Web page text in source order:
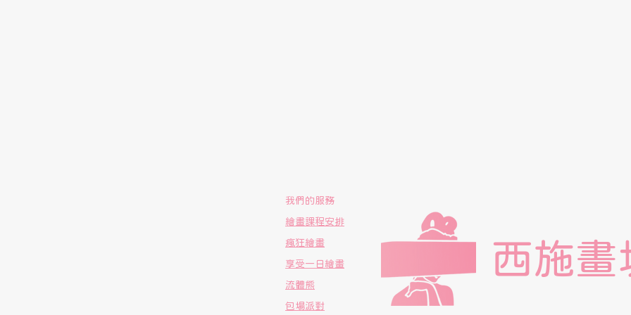
我們的服務
繪畫課程安排
瘋狂繪畫
享受一日繪畫
流體熊
包場派對
西施畫